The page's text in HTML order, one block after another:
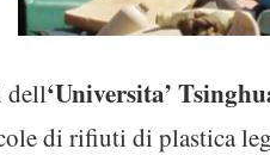
dell‘Universita’
di rifiuti di plastica